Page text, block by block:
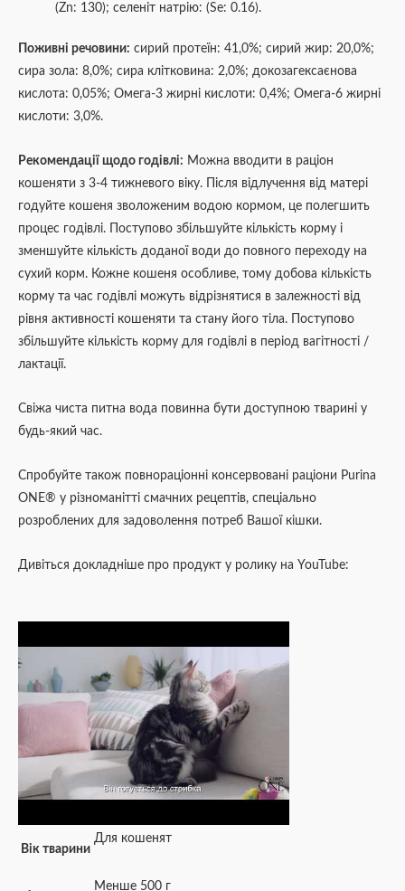
(Zn: 130); селеніт натрію: (Se: 0.16).
Поживні речовини: сирий протеїн: 41,0%; сирий жир: 20,0%;
сира зола: 8,0%; сира клітковина: 2,0%; докозагексаєнова
кислота: 0,05%; Омега-3 жирні кислоти: 0,4%; Омега-6 жирні
кислоти: 3,0%.
Рекомендації щодо годівлі: Можна вводити в раціон
кошеняти з 3-4 тижневого віку. Після відлучення від матері
годуйте кошеня зволоженим водою кормом, це полегшить
процес годівлі. Поступово збільшуйте кількість корму і
зменшуйте кількість доданої води до повного переходу на
сухий корм. Кожне кошеня особливе, тому добова кількість
корму та час годівлі можуть відрізнятися в залежності від
рівня активності кошеняти та стану його тіла. Поступово
збільшуйте кількість корму для годівлі в період вагітності /
лактації.
Свіжа чиста питна вода повинна бути доступною тварині у
будь-який час.
Спробуйте також повнораціонні консервовані раціони Purina
ONE® у різноманітті смачних рецептів, спеціально
розроблених для задоволення потреб Вашої кішки.
Дивіться докладніше про продукт у ролику на YouTube:
Вік тварини
Для кошенят
Менше 500 г